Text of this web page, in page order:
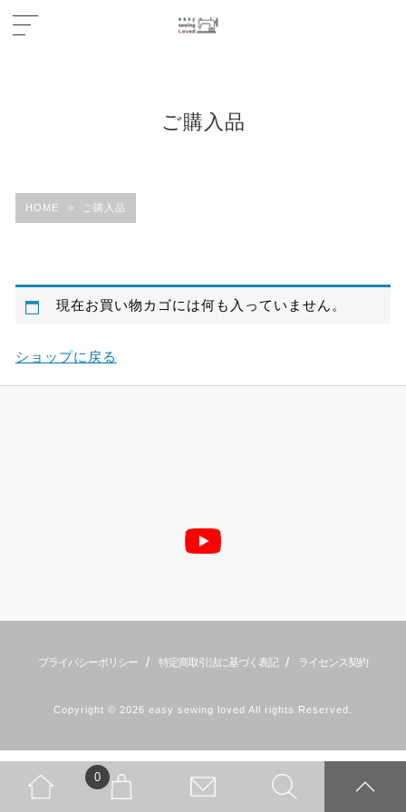
ご購入品
HOME > ご購入品
現在お買い物カゴには何も入っていません。
ショップに戻る
プライバシーポリシー / 特定商取引法に基づく表記 / ライセンス契約
Copyright © 2026 easy sewing loved All rights Reserved.
0